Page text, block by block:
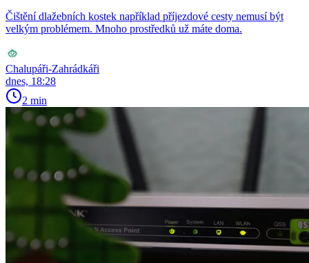
Čištění dlažebních kostek například příjezdové cesty nemusí být
velkým problémem. Mnoho prostředků už máte doma.
Chalupáři-Zahrádkáři
dnes, 18:28
2 min